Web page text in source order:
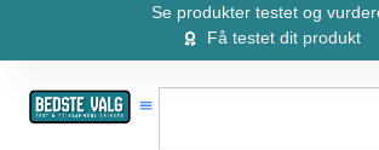
Se produkter testet og
Få testet dit produkt